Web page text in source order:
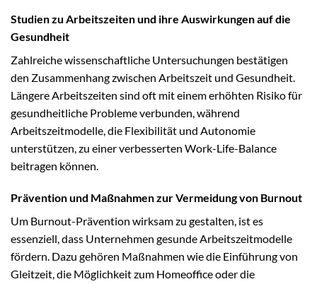
Studien zu Arbeitszeiten und ihre Auswirkungen auf die
Gesundheit
Zahlreiche wissenschaftliche Untersuchungen bestätigen
den Zusammenhang zwischen Arbeitszeit und Gesundheit.
Längere Arbeitszeiten sind oft mit einem erhöhten Risiko für
gesundheitliche Probleme verbunden, während
Arbeitszeitmodelle, die Flexibilität und Autonomie
unterstützen, zu einer verbesserten Work-Life-Balance
beitragen können.
Prävention und Maßnahmen zur Vermeidung von Burnout
Um Burnout-Prävention wirksam zu gestalten, ist es
essenziell, dass Unternehmen gesunde Arbeitszeitmodelle
fördern. Dazu gehören Maßnahmen wie die Einführung von
Gleitzeit, die Möglichkeit zum Homeoffice oder die